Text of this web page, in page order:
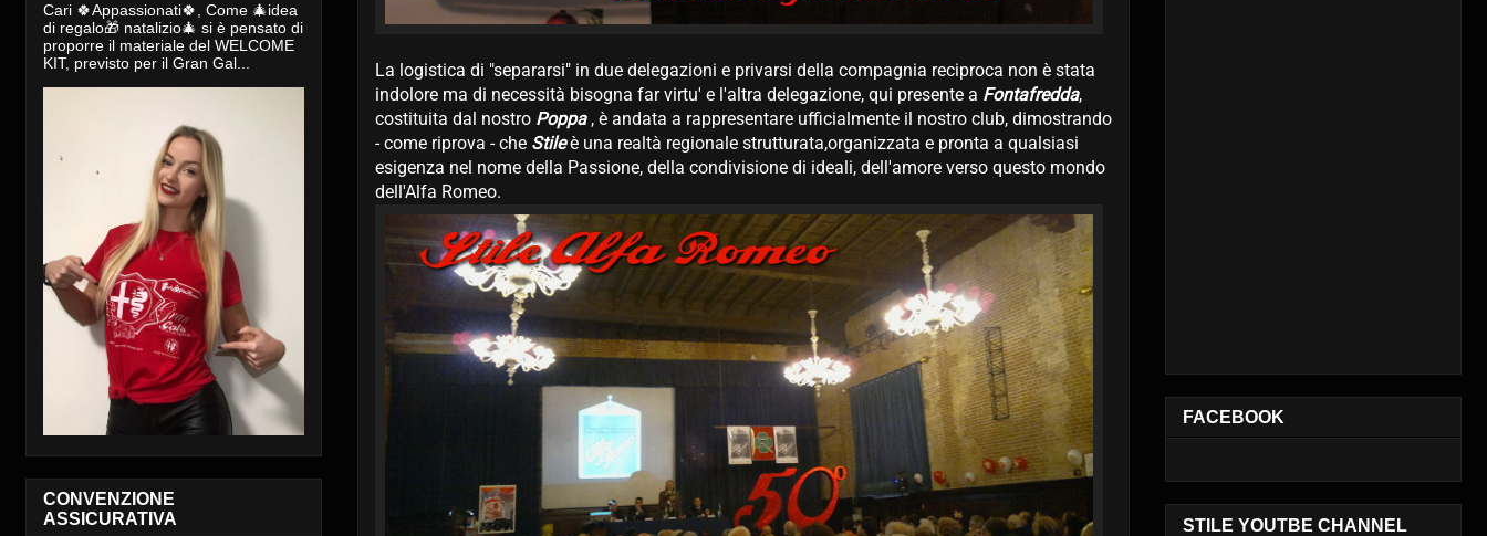
La logistica di "separarsi" in due delegazioni e privarsi della compagnia reciproca non è stata
indolore ma di necessità bisogna far virtu' e l'altra delegazione, qui presente a Fontafredda,
costituita dal nostro Poppa , è andata a rappresentare ufficialmente il nostro club, dimostrando
- come riprova - che Stileè una realtà regionale strutturata,organizzata e pronta a qualsiasi
esigenza nel nome della Passione, della condivisione di ideali, dell'amore verso questo mondo
dell'Alfa Romeo.
Cari 🍀Appassionati🍀, Come 🎄idea
di regalo🎁 natalizio🎄 si è pensato di
proporre il materiale del WELCOME
KIT, previsto per il Gran Gal...
CONVENZIONE
ASSICURATIVA
FACEBOOK
STILE YOUTBE CHANNEL